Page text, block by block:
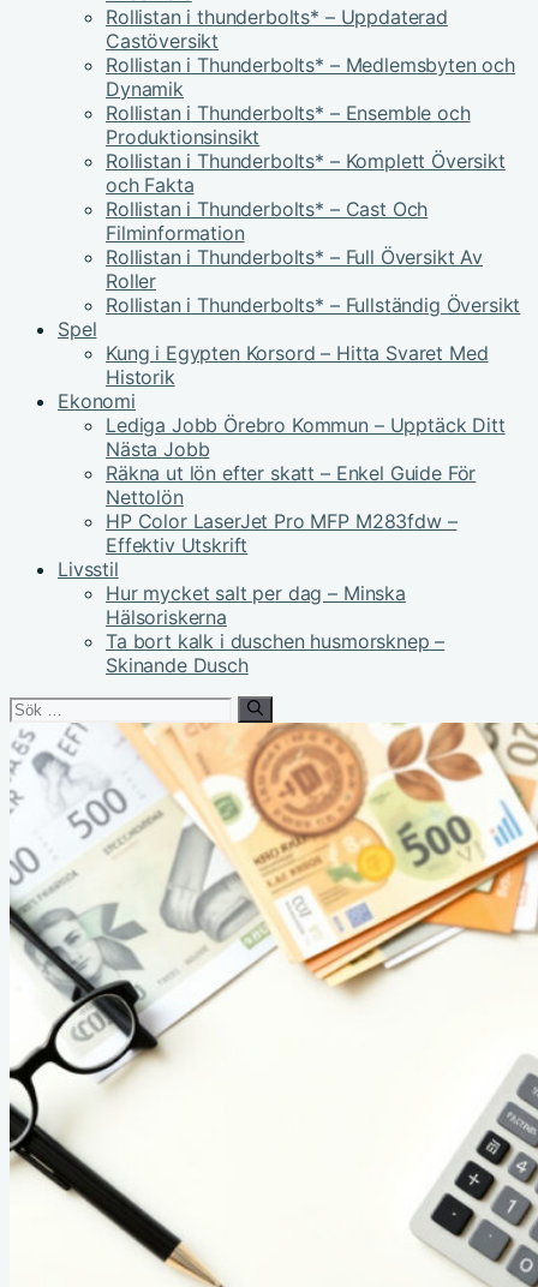
Rollistan i thunderbolts* – Uppdaterad
Castöversikt
Rollistan i Thunderbolts* – Medlemsbyten och
Dynamik
Rollistan i Thunderbolts* – Ensemble och
Produktionsinsikt
Rollistan i Thunderbolts* – Komplett Översikt
och Fakta
Rollistan i Thunderbolts* – Cast Och
Filminformation
Rollistan i Thunderbolts* – Full Översikt Av
Roller
Rollistan i Thunderbolts* – Fullständig Översikt
Spel
Kung i Egypten Korsord – Hitta Svaret Med
Historik
Ekonomi
Lediga Jobb Örebro Kommun – Upptäck Ditt
Nästa Jobb
Räkna ut lön efter skatt – Enkel Guide För
Nettolön
HP Color LaserJet Pro MFP M283fdw –
Effektiv Utskrift
Livsstil
Hur mycket salt per dag – Minska
Hälsoriskerna
Ta bort kalk i duschen husmorsknep –
Skinande Dusch
Sök
efter: